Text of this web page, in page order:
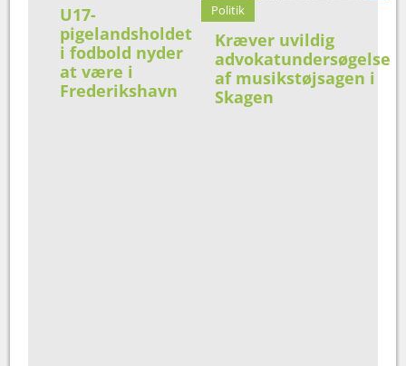
U17-
pigelandsholdet
i fodbold nyder
at være i
Frederikshavn
Politik
Kræver uvildig
advokatundersøgelse
af musikstøjsagen i
Skagen